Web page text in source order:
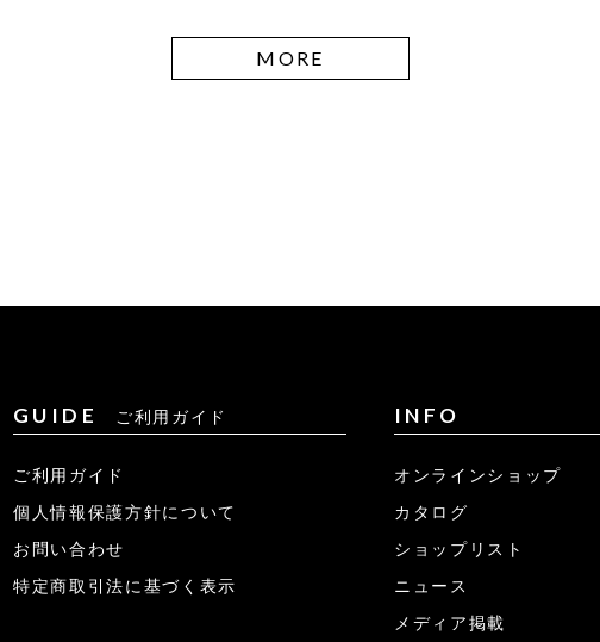
MORE
GUIDE ご利用ガイド
ご利用ガイド
個人情報保護方針について
お問い合わせ
特定商取引法に基づく表示
INFO
オンラインショップ
カタログ
ショップリスト
ニュース
メディア掲載